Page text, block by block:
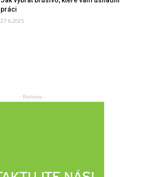
práci
27.6.2025
- Reklama -